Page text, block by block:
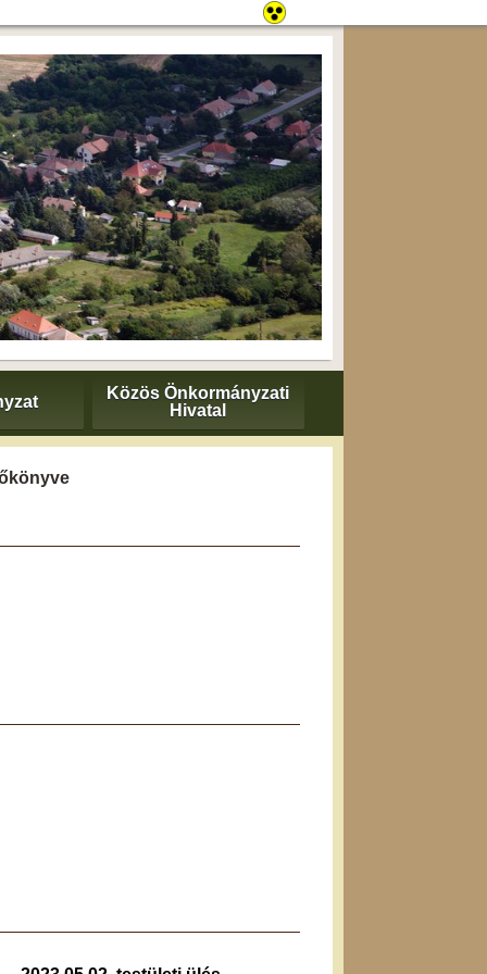
Közös Önkormányzati
Hivatal